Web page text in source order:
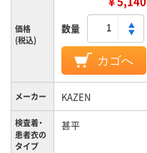
価格
(税込)
数量
カゴへ
メーカー KAZEN
検査着・
患者衣の
タイプ
甚平